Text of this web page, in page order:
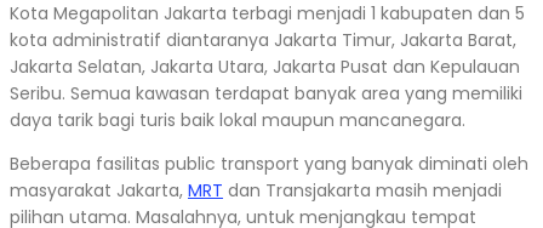
Kota Megapolitan Jakarta terbagi menjadi 1 kabupaten dan 5
kota administratif diantaranya Jakarta Timur, Jakarta Barat,
Jakarta Selatan, Jakarta Utara, Jakarta Pusat dan Kepulauan
Seribu. Semua kawasan terdapat banyak area yang memiliki
daya tarik bagi turis baik lokal maupun mancanegara.
Beberapa fasilitas public transport yang banyak diminati oleh
masyarakat Jakarta, MRT dan Transjakarta masih menjadi
pilihan utama. Masalahnya, untuk menjangkau tempat